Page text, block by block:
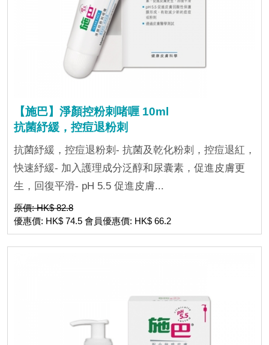
【施巴】淨顏控粉刺啫喱 10ml
抗菌紓緩，控痘退粉刺
抗菌紓緩，控痘退粉刺- 抗菌及乾化粉刺，控痘退紅，
快速紓緩- 加入護理成分泛醇和尿囊素，促進皮膚更
生，回復平滑- pH 5.5 促進皮膚...
原價: HK$ 82.8
優惠價: HK$ 74.5 會員優惠價: HK$ 66.2